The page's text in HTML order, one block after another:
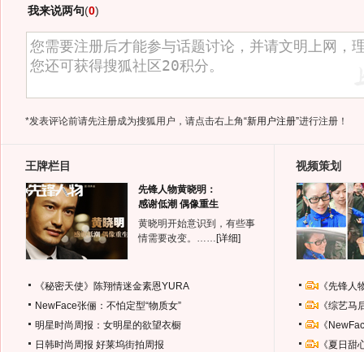
我来说两句(0)
*发表评论前请先注册成为搜狐用户，请点击右上角“新用户注册”进行注册！
王牌栏目
先锋人物黄晓明：
感谢低潮 偶像重生
黄晓明开始意识到，有些事
情需要改变。…… [详细]
《秘密天使》陈翔情迷金素恩YURA
NewFace张俪：不怕定型“物质女”
明星时尚周报：女明星的欲望衣橱
日韩时尚周报 好莱坞街拍周报
视频策划
《先锋
《综艺
《
《夏日